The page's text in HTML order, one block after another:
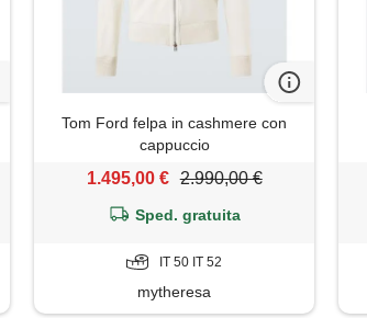
Tom Ford felpa in cashmere con
cappuccio
1.495,00 € 2.990,00 €
Sped. gratuita
IT 50 IT 52
mytheresa